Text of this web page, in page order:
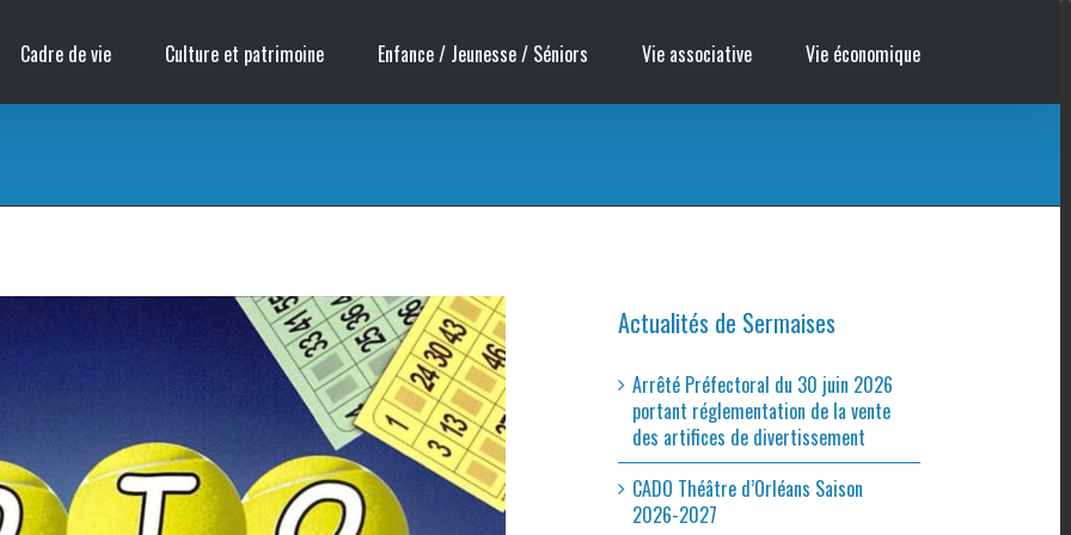
Cadre de vie Culture et patrimoine Enfance / Jeunesse / Séniors Vie associative Vie économique
Actualités de Sermaises
Arrêté Préfectoral du 30 juin 2026
portant réglementation de la vente
des artifices de divertissement
CADO Théâtre d’Orléans Saison
2026-2027